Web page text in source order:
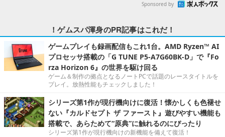
Sponsored by
！ゲムスパ渾身のPR記事はこれだ！
ゲームプレイも録画配信もこれ1台。AMD Ryzen™ AI
プロセッサ搭載の「G TUNE P5-A7G60BK-D」で『Fo
rza Horizon 6』の世界を駆け回る
ゲーム＆制作の拠点となるノートPCで話題のレースタイトルを
プレイ。放熱性能もチェックしました！
シリーズ第1作が現行機向けに復活！懐かしくも色褪せ
ない『カルドセプト ザ ファースト』遊びやすい機能も
搭載で、あらためて“原典”に触れるのにぴったり
シリーズ第1作が現行機向けの新機能を備えて復活！